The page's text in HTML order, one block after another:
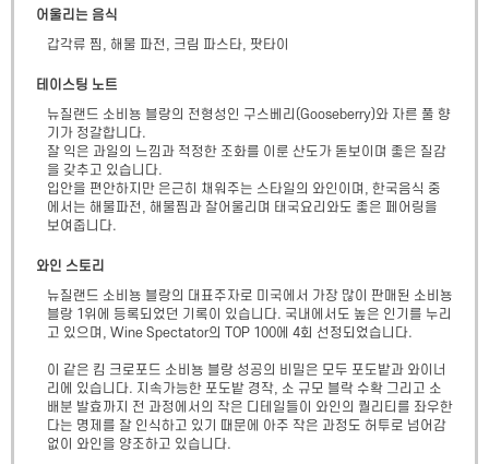
어울리는 음식
갑각류 찜, 해물 파전, 크림 파스타, 팟타이
테이스팅 노트
뉴질랜드 소비뇽 블랑의 전형성인 구스베리(Gooseberry)와 자른 풀 향
기가 정갈합니다.
잘 익은 과일의 느낌과 적정한 조화를 이룬 산도가 돋보이며 좋은 질감
을 갖추고 있습니다.
입안을 편안하지만 은근히 채워주는 스타일의 와인이며, 한국음식 중
에서는 해물파전, 해물찜과 잘어울리며 태국요리와도 좋은 페어링을
보여줍니다.
와인 스토리
뉴질랜드 소비뇽 블랑의 대표주자로 미국에서 가장 많이 판매된 소비뇽
블랑 1위에 등록되었던 기록이 있습니다. 국내에서도 높은 인기를 누리
고 있으며, Wine Spectator의 TOP 100에 4회 선정되었습니다.
이 같은 킴 크로포드 소비뇽 블랑 성공의 비밀은 모두 포도밭과 와이너
리에 있습니다. 지속가능한 포도밭 경작, 소 규모 블락 수확 그리고 소
배분 발효까지 전 과정에서의 작은 디테일들이 와인의 퀄리티를 좌우한
다는 명제를 잘 인식하고 있기 때문에 아주 작은 과정도 허투로 넘어감
없이 와인을 양조하고 있습니다.